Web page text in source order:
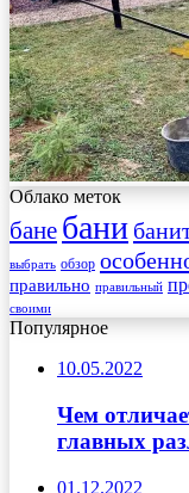
Облако меток
бане бани
выбрать обзор
правильно правильный
своими
Популярное
10.05.2022
Чем
главных
01.12.2022